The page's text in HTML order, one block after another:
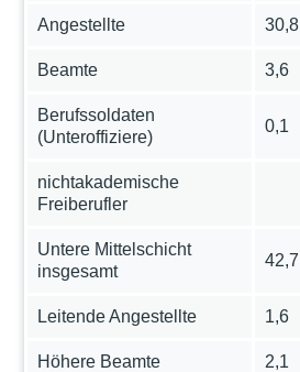
Angestellte 30,8
Beamte 3,6
Berufssoldaten
(Unteroffiziere)
0,1
nichtakademische
Freiberufler
Untere Mittelschicht
insgesamt
42,7
Leitende Angestellte 1,6
Höhere Beamte 2,1